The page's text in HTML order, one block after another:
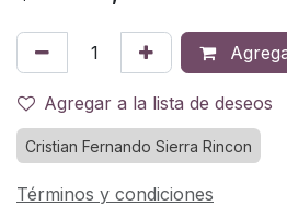
Agregar a la lista de deseos
Cristian Fernando Sierra Rincon
Términos y condiciones